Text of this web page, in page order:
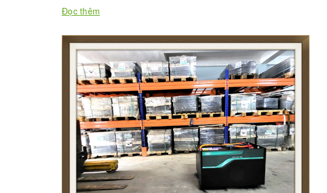
Đọc thêm